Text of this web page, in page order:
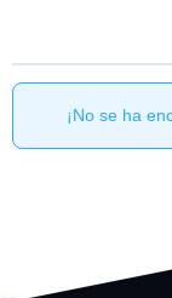
¡No se ha